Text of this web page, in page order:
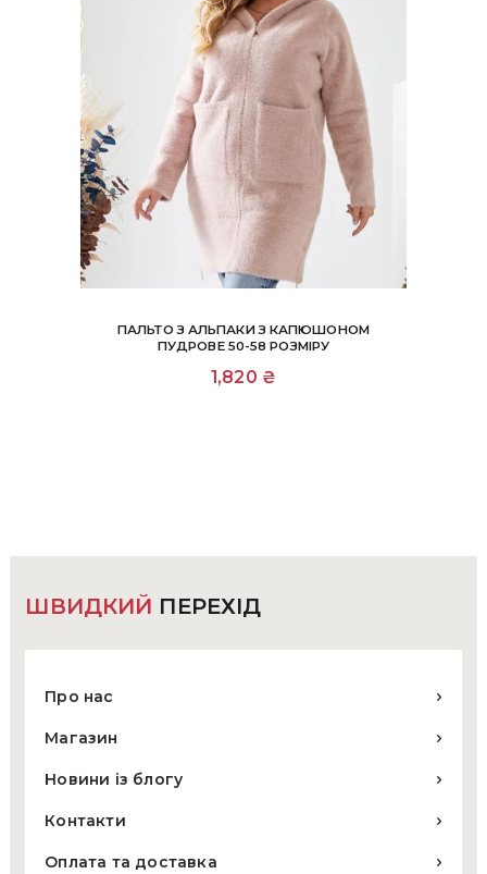
ПАЛЬТО З АЛЬПАКИ З КАПЮШОНОМ
ПУДРОВЕ 50-58 РОЗМІРУ
1,820 ₴
ШВИДКИЙ ПЕРЕХІД
Про нас
Магазин
Новини із блогу
Контакти
Оплата та доставка